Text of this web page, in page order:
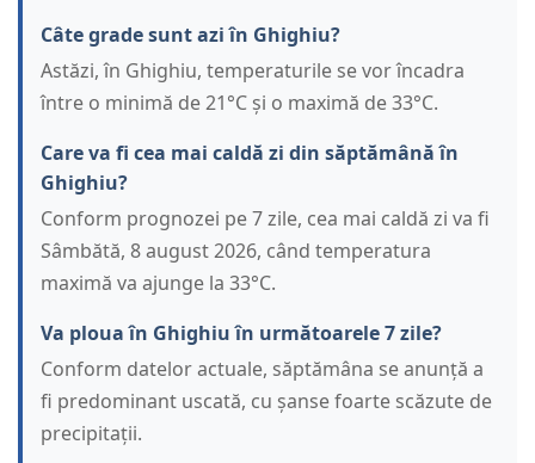
Câte grade sunt azi în Ghighiu?
Astăzi, în Ghighiu, temperaturile se vor încadra
între o minimă de 21°C și o maximă de 33°C.
Care va fi cea mai caldă zi din săptămână în
Ghighiu?
Conform prognozei pe 7 zile, cea mai caldă zi va fi
Sâmbătă, 8 august 2026, când temperatura
maximă va ajunge la 33°C.
Va ploua în Ghighiu în următoarele 7 zile?
Conform datelor actuale, săptămâna se anunță a
fi predominant uscată, cu șanse foarte scăzute de
precipitații.